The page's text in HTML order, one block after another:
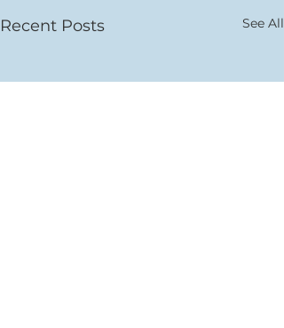
Recent Posts See All